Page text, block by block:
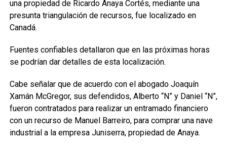
una propiedad de Ricardo Anaya Cortés, mediante una
presunta triangulación de recursos, fue localizado en
Canadá.
Fuentes confiables detallaron que en las próximas horas
se podrían dar detalles de esta localización.
Cabe señalar que de acuerdo con el abogado Joaquín
Xamán McGregor, sus defendidos, Alberto “N” y Daniel “N”,
fueron contratados para realizar un entramado financiero
con un recurso de Manuel Barreiro, para comprar una nave
industrial a la empresa Juniserra, propiedad de Anaya.